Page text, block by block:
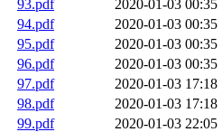
93.pdf
2020-01-03 00:35
94.pdf
2020-01-03 00:35
95.pdf
2020-01-03 00:35
96.pdf
2020-01-03 00:35
97.pdf
2020-01-03 17:18
98.pdf
2020-01-03 17:18
99.pdf
2020-01-03 22:05